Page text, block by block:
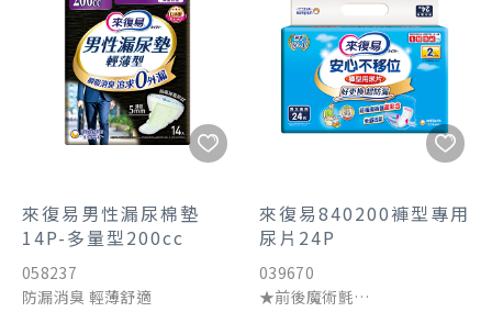
來復易男性漏尿棉墊
14P-多量型200cc
058237
防漏消臭 輕薄舒適
來復易840200褲型專用
尿片24P
039670
★前後魔術氈